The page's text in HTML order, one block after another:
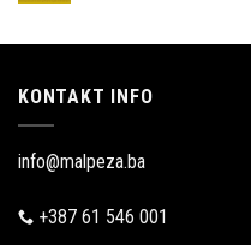
KONTAKT INFO
info@malpeza.ba
+387 61 546 001